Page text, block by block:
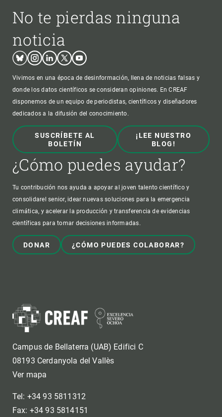
No te pierdas ninguna
noticia
BlueskyInstagram
LinkedinTwitterYoutube
Vivimos en una época de desinformación, llena de noticias falsas y
donde los datos científicos se consideran opiniones. En CREAF
disponemos de un equipo de periodistas, científicos y diseñadores
dedicados a la difusión del conocimiento.
SUSCRÍBETE AL
BOLETÍN
¡LEE NUESTRO
BLOG!
¿Cómo puedes ayudar?
Tu contribución nos ayuda a apoyar al joven talento científico y
consolidarel senior, idear nuevas soluciones para la emergencia
climática, y acelerar la producción y transferencia de evidencias
científicas para tomar decisiones informadas.
DONAR ¿CÓMO PUEDES COLABORAR?
Campus de Bellaterra (UAB) Edifici C
08193 Cerdanyola del Vallès
Ver mapa
Tel: +34 93 5811312
Fax: +34 93 5814151